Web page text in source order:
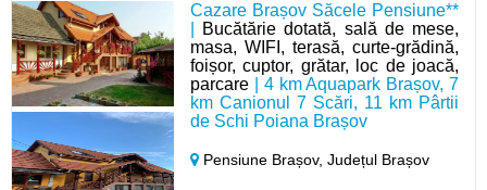
Cazare Brașov Săcele Pensiune**
Bucătărie dotată, sală de mese,
masa, WIFI, terasă, curte-grădină,
foișor, cuptor, grătar, loc de joacă,
parcare | 4 km Aquapark Brașov, 7
km Canionul 7 Scări, 11 km Pârtii
de Schi Poiana Brașov
Pensiune Brașov,Județul Brașov